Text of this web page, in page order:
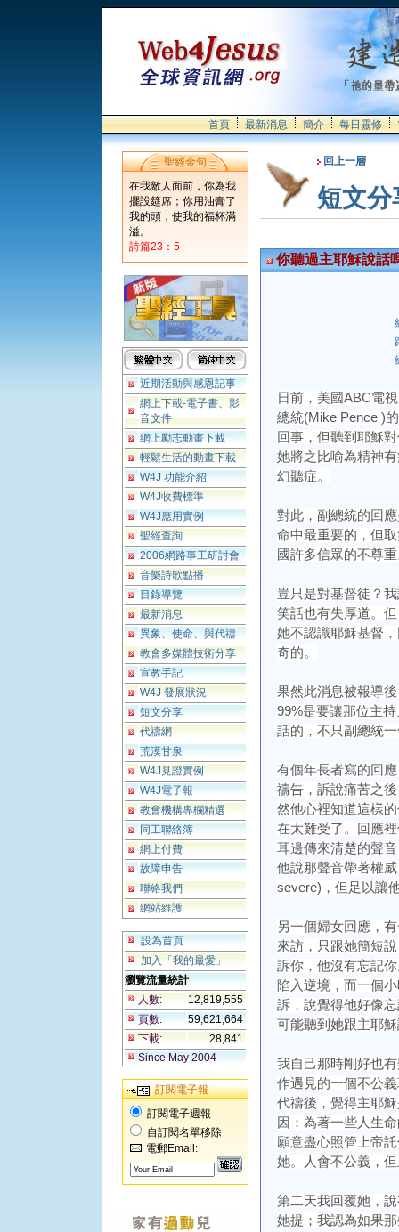
首頁 最新消息 簡介 每日靈修
聖經金句
在我敵人面前，你為我
擺設筵席；你用油膏了
我的頭，使我的福杯滿
溢。
詩篇23：5
近期活動與感恩記事
網上下載-電子書、影
音文件
網上勵志動畫下載
輕鬆生活的動畫下載
W4J 功能介紹
W4J收費標準
W4J應用實例
聖經查詢
2006網路事工研討會
音樂詩歌點播
目錄導覽
最新消息
異象、使命、與代禱
教會多媒體技術分享
宣教手記
W4J 發展狀況
短文分享
代禱網
荒漠甘泉
W4J見證實例
W4J電子報
教會機構專欄精選
同工聯絡簿
網上付費
故障申告
聯絡我們
網站維護
設為首頁
加入「我的最愛」
瀏覽流量統計
人數:
12,819,555
頁數:
59,621,664
下載:
28,841
Since May 2004
訂閱電子報
訂閱電子週報
自訂閱名單移除
電郵Email:
回上一層
短文分
你聽過主耶穌說話
日前，美國ABC電
總統(Mike Pence )
回事，但聽到耶穌
她將之比喻為精神
幻聽症。
對此，副總統的回
命中最重要的，但
國許多信眾的不尊
豈只是對基督徒？
笑話也有失厚道。
她不認識耶穌基督
奇的。
果然此消息被報導
99%是要讓那位主
話的，不只副總統
有個年長者寫的回
禱告，訴說痛苦之
然他心裡知道這樣
在太難受了。回應
耳邊傳來清楚的聲
他說那聲音帶著權
severe)，但足以讓
另一個婦女回應，
來訪，只跟她簡短
訴你，他沒有忘記
陷入逆境，而一個
訴，說覺得他好像
可能聽到她跟主耶
我自己那時剛好也
作遇見的一個不公
代禱後，覺得主耶
因：為著一些人生
願意盡心照管上帝
她。人會不公義，
第二天我回覆她，
她提；我認為如果